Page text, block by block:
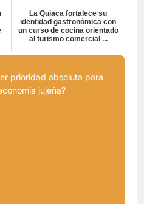
La Quiaca fortalece su
identidad gastronómica con
un curso de cocina orientado
al turismo comercial ...
prioridad absoluta para
jujeña?